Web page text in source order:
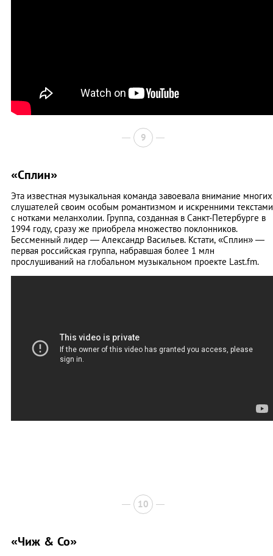
9
«Сплин»
Эта известная музыкальная команда завоевала внимание многих
слушателей своим особым романтизмом и искренними текстами
с нотками меланхолии. Группа, созданная в Санкт-Петербурге в
1994 году, сразу же приобрела множество поклонников.
Бессменный лидер — Александр Васильев. Кстати, «Сплин» —
первая российская группа, набравшая более 1 млн
прослушиваний на глобальном музыкальном проекте Last.fm.
10
«Чиж & Co»